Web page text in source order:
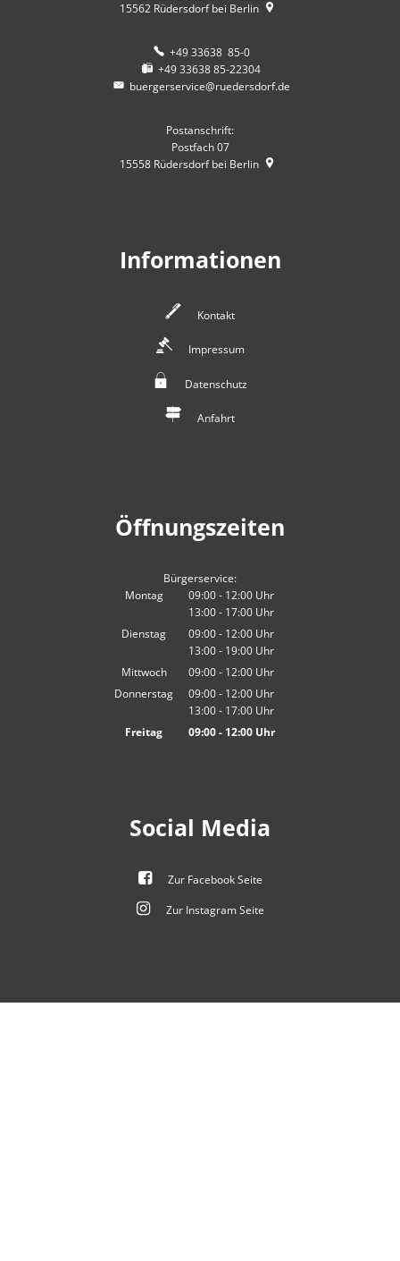
15562 Rüdersdorf bei Berlin
+49 33638 85-0
+49 33638 85-22304
buergerservice@ruedersdorf.de
Postanschrift:
Postfach 07
15558 Rüdersdorf bei Berlin
Informationen
Kontakt
Impressum
Datenschutz
Anfahrt
Öffnungszeiten
Bürgerservice:
Montag
09:00- 12:00 Uhr
Von 09:00 bis 12:00 Uhr
13:00- 17:00 Uhr
Von 13:00 bis 17:00 Uhr
Dienstag 09:00- 12:00 Uhr
Von 09:00 bis 12:00 Uhr
13:00- 19:00 Uhr
Von 13:00 bis 19:00 Uhr
Mittwoch 09:00- 12:00 Uhr
Von 09:00 bis 12:00 Uhr
Donnerstag 09:00- 12:00 Uhr
Von 09:00 bis 12:00 Uhr
13:00- 17:00 Uhr
Von 13:00 bis 17:00 Uhr
Freitag 09:00- 12:00Uhr
Social Media
Zur Facebook Seite
Zur Instagram Seite